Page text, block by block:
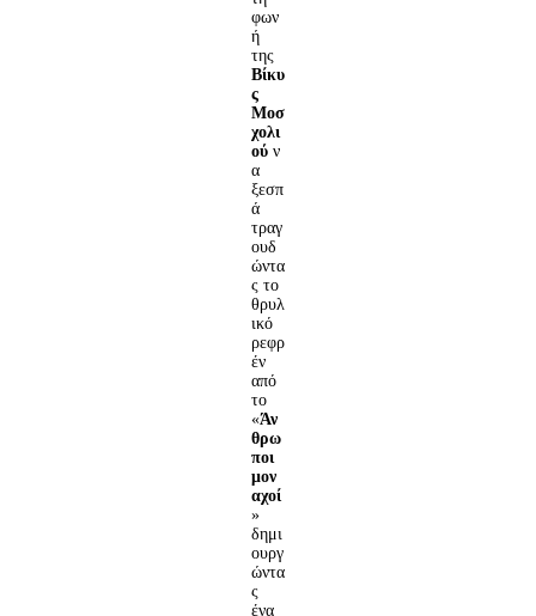
φων
ή
της
Βίκυ
ς
Μοσ
χολι
ού ν
α
ξεσπ
ά
τραγ
ουδ
ώντα
ς το
θρυλ
ικό
ρεφρ
έν
από
το
«Άν
θρω
ποι
μον
αχοί
»
δημι
ουργ
ώντα
ς
ένα